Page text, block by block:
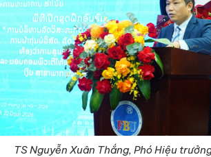
TS Nguyễn Xuân Thắng, Phó Hiệu